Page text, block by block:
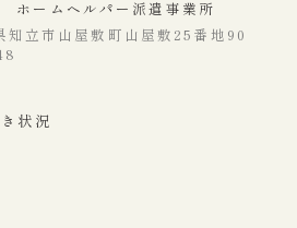
ホームヘルパー派遣事業所
立市山屋敷町山屋敷25番地90
状況